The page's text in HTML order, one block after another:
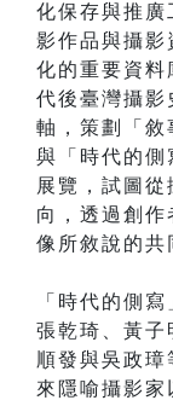
化保存與推廣
影作品與攝影
化的重要資料
代後臺灣攝影
軸，策劃「敘
與「時代的側
展覽，試圖
向，透過創
像所敘說的共
「時代的側
張乾琦、黃子
順發與吳政璋
來隱喻攝影家